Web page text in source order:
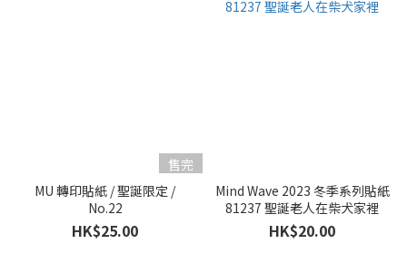
售完
MU 轉印貼紙 / 聖誕限定 /
No.22
HK$25.00
Mind Wave 2023 冬季系列貼紙
81237 聖誕老人在柴犬家裡
HK$20.00